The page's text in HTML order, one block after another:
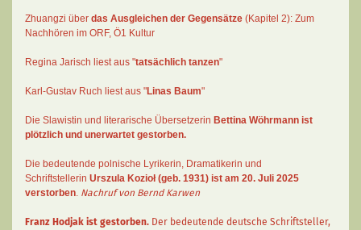
Zhuangzi über das Ausgleichen der Gegensätze (Kapitel 2): Zum
Nachhören im ORF, Ö1 Kultur
Regina Jarisch liest aus "tatsächlich tanzen"
Karl-Gustav Ruch liest aus "Linas Baum"
Die Slawistin und literarische Übersetzerin Bettina Wöhrmann ist
plötzlich und unerwartet gestorben.
Die bedeutende polnische Lyrikerin, Dramatikerin und
Schriftstellerin Urszula Kozioł (geb. 1931) ist am 20. Juli 2025
verstorben. Nachruf von Bernd Karwen
Franz Hodjak ist gestorben. Der bedeutende deutsche Schriftsteller,